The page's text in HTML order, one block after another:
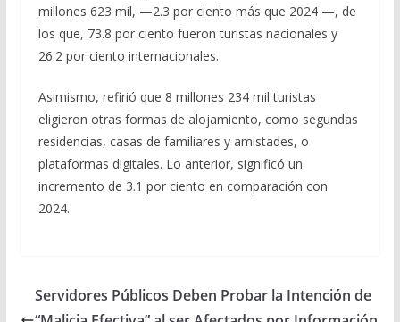
millones 623 mil, —2.3 por ciento más que 2024 —, de
los que, 73.8 por ciento fueron turistas nacionales y
26.2 por ciento internacionales.
Asimismo, refirió que 8 millones 234 mil turistas
eligieron otras formas de alojamiento, como segundas
residencias, casas de familiares y amistades, o
plataformas digitales. Lo anterior, significó un
incremento de 3.1 por ciento en comparación con
2024.
Servidores Públicos Deben Probar la Intención de